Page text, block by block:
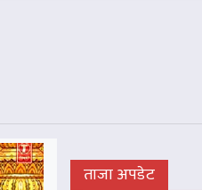
ताजा अपडेट